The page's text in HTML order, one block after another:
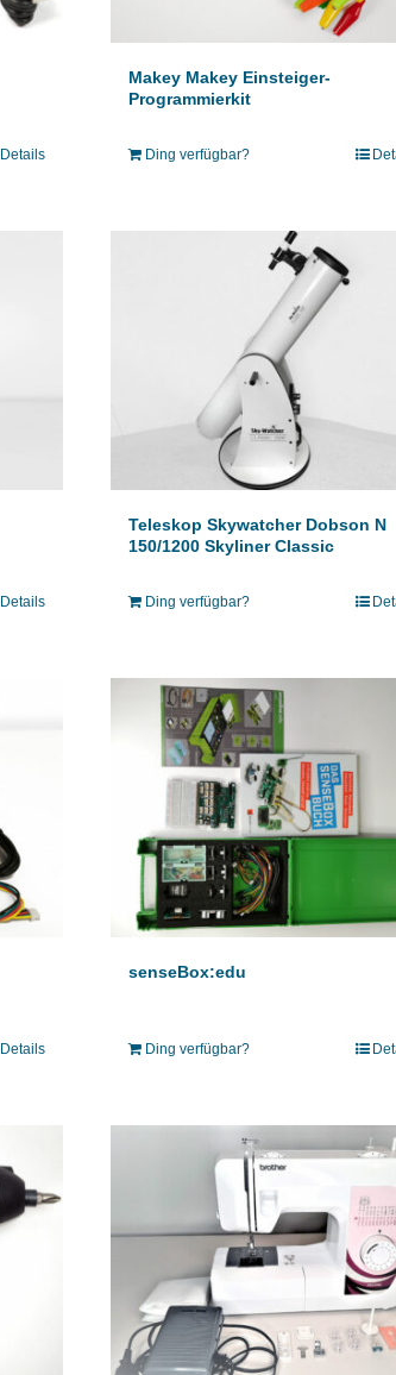
Details
Makey Makey Einsteiger-
Programmierkit
Ding verfügbar?
Details
Teleskop Skywatcher Dobson N
150/1200 Skyliner Classic
Ding verfügbar?
Details
senseBox:edu
Ding verfügbar?